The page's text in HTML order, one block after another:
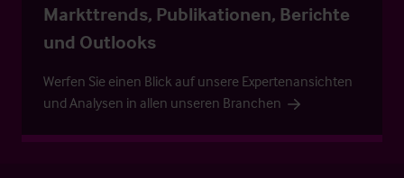
Markttrends, Publikationen, Berichte
und Outlooks
Werfen Sie einen Blick auf unsere Expertenansichten
und Analysen in allen unseren Branchen